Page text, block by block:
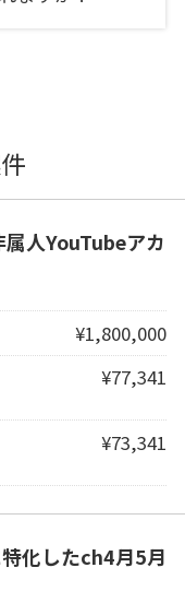
属人YouTubeアカ
¥1,800,000
¥77,341
¥73,341
化したch4月5月